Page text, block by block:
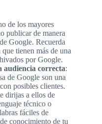
de los mayores
publicar de manera
Google. Recuerda
tienen más de una
por Google.
audiencia correcta:
de Google son una
posibles clientes.
dirijas a ellos de
técnico o
fáciles de
conocimiento de tu